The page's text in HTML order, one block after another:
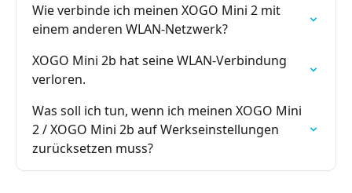
Wie verbinde ich meinen XOGO Mini 2 mit
einem anderen WLAN-Netzwerk?
XOGO Mini 2b hat seine WLAN-Verbindung
verloren.
Was soll ich tun, wenn ich meinen XOGO Mini
2 / XOGO Mini 2b auf Werkseinstellungen
zurücksetzen muss?